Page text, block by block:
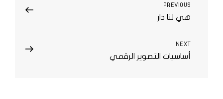
تصفّح
المقالات
Previous
Post
PREVIOUS
هي لنا دار
Next
Post
NEXT
أساسيات التصوير الرقمي